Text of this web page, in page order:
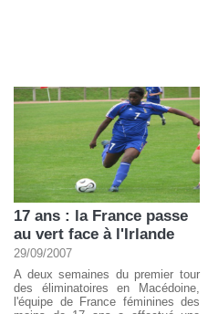
17 ans : la France passe
au vert face à l'Irlande
29/09/2007
A deux semaines du premier tour
des éliminatoires en Macédoine,
l'équipe de France féminines des